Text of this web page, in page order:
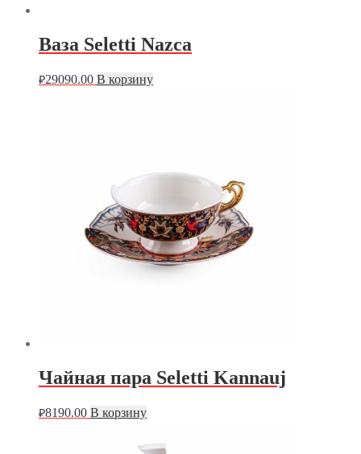
Ваза Seletti Nazca
₽29090.00 В корзину
Чайная пара Seletti Kannauj
₽8190.00 В корзину